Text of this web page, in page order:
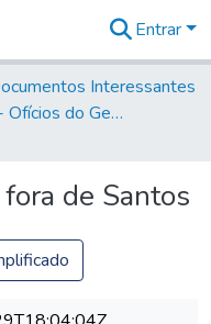
Entrar
Interessantes
Volume 92 - Ofícios do General D. Luiz aos diversos funcionários da Capitania (1768- 1772)
de Santos